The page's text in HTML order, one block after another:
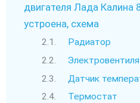
двигателя Лада Калина
устроена, схема
Радиатор
Датчик
Термостат